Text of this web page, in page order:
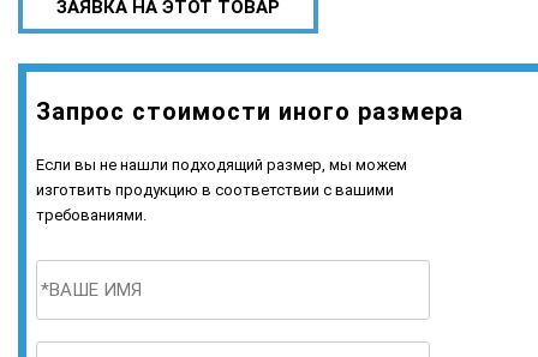
ЗАЯВКА НА ЭТОТ ТОВАР
Запрос стоимости иного размера
Если вы не нашли подходящий размер, мы можем
изготвить продукцию в соответствии с вашими
требованиями.